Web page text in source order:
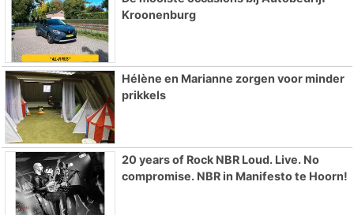
Kroonenburg
Hélène en Marianne zorgen voor minder
prikkels
20 years of Rock NBR Loud. Live. No
compromise. NBR in Manifesto te Hoorn!